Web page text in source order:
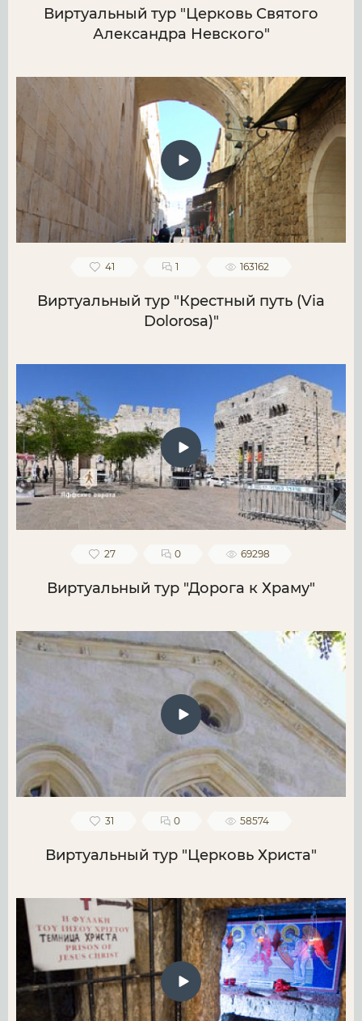
Виртуальный тур "Церковь Святого
Александра Невского"
41 1 163162
Виртуальный тур "Крестный путь (Via
Dolorosa)"
27 0 69298
Виртуальный тур "Дорога к Храму"
31 0 58574
Виртуальный тур "Церковь Христа"